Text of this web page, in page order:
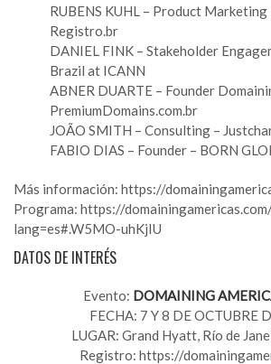
RUBENS KUHL – Product Marketing
Registro.br
DANIEL FINK – Stakeholder
Brazil at ICANN
ABNER DUARTE – Founder
PremiumDomains.com.br
JOÃO SMITH – Consulting –
FABIO DIAS – Founder – BORN
Más información: https://
Programa: https://
lang=es#.W5MO-uhKjIU
DATOS DE INTERÉS
Evento: DOMAINING
FECHA: 7 Y 8 DE OCTUBRE
LUGAR: Grand Hyatt, Río de
Registro: https://